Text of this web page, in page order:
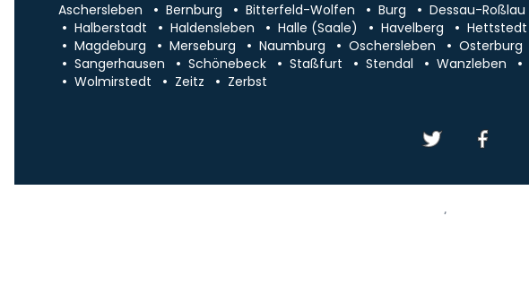
Aschersleben Bernburg Bitterfeld-Wolfen Burg Dessau-Roßlau
Halberstadt
Haldensleben Halle (Saale) Havelberg Hettstedt
Magdeburg
Merseburg Naumburg Oschersleben Osterburg
Sangerhausen
Schönebeck Staßfurt Stendal Wanzleben
Wolmirstedt
Zeitz Zerbst
Impressum/Kontakt